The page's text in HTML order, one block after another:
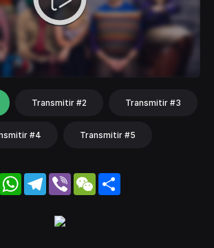
Transmitir #2 Transmitir #3
#4 Transmitir #5
WhatsApp
Telegram
Viber WeChat